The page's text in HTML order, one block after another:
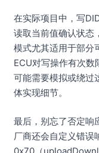
在实际项目中，写
读取当前值确认状态
模式尤其适用于部分
ECU对写操作有次
可能需要模拟或绕过
体实现细节。
最后，别忘了否定响
厂商还会自定义错误